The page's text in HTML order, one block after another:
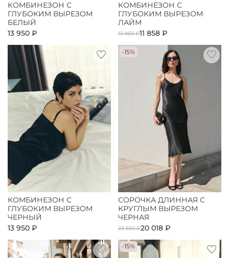
КОМБИНЕЗОН С
ГЛУБОКИМ ВЫРЕЗОМ
БЕЛЫЙ
13 950 ₽
КОМБИНЕЗОН С
ГЛУБОКИМ ВЫРЕЗОМ
ЛАЙМ
13 950 ₽11 858 ₽
КОМБИНЕЗОН С
ГЛУБОКИМ ВЫРЕЗОМ
ЧЕРНЫЙ
13 950 ₽
-15%
СОРОЧКА ДЛИННАЯ С
КРУГЛЫМ ВЫРЕЗОМ
ЧЕРНАЯ
23 550 ₽20 018 ₽
-15%